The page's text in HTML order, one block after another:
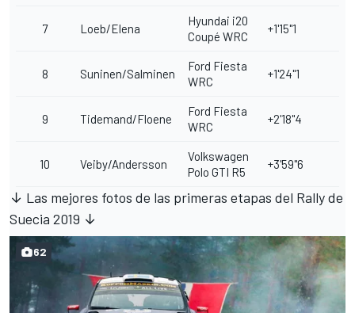
7 Loeb/Elena
Hyundai i20
Coupé WRC
+1'15"1
8 Suninen/Salminen
Ford Fiesta
WRC
+1'24"1
9 Tidemand/Floene
Ford Fiesta
WRC
+2'18"4
10 Veiby/Andersson
Volkswagen
Polo GTI R5
+3'59"6
↓ Las mejores fotos de las primeras etapas del Rally de
Suecia 2019 ↓
62